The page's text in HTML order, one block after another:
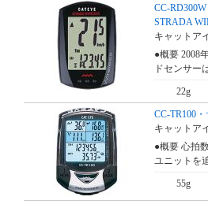
CC-
STRADA
キャットア
●概要 2008
ドセンサー
22g
CC-TR100
キャットア
●概要 心拍
ユニットを
55g